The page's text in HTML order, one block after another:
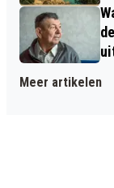
Meer artikelen